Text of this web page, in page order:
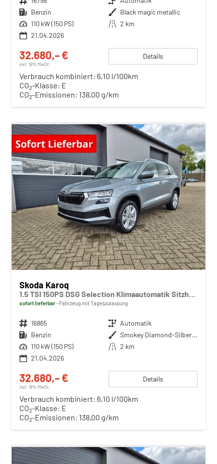
Kraftstoff Benzin Außenfarbe Black magic metallic
Leistung 110 kW (150 PS) Kilometerstand 2 km
21.04.2026
32.680,– €
incl. 19% MwSt.
Details
Verbrauch kombiniert: 6,10 l/100km
CO2-Klasse: E
CO2-Emissionen: 138,00 g/km
Skoda Karoq
1.5 TSI 150PS DSG Selection Klimaautomatik Sitzheizung Lenkradheizung ACC PDC v+h Rückf.Kamera abg.Scheiben Apple CarPlay Android Auto 17"LM
sofort lieferbar Fahrzeug mit Tageszulassung
Fahrzeugnr. 16865 Getriebe Automatik
Kraftstoff Benzin Außenfarbe
Smokey Diamond-Silber Metallic
Leistung 110 kW (150 PS) Kilometerstand 2 km
21.04.2026
32.680,– €
incl. 19% MwSt.
Details
Verbrauch kombiniert: 6,10 l/100km
CO2-Klasse: E
CO2-Emissionen: 138,00 g/km